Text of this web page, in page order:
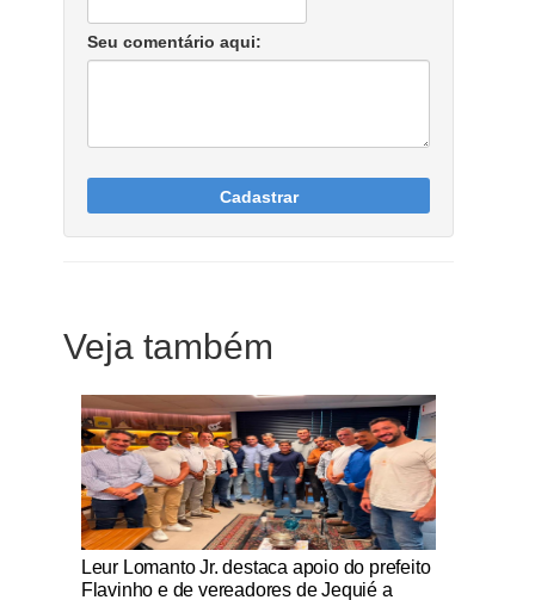
Seu comentário aqui:
Cadastrar
Veja também
Notícias Católicas
Leur Lomanto Jr. destaca apoio do prefeito
Flavinho e de vereadores de Jequié a